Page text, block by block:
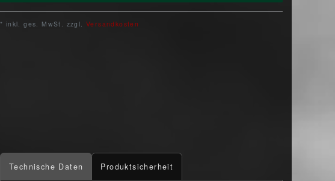
* inkl. ges. MwSt. zzgl. Versandkosten
Technische Daten Produktsicherheit